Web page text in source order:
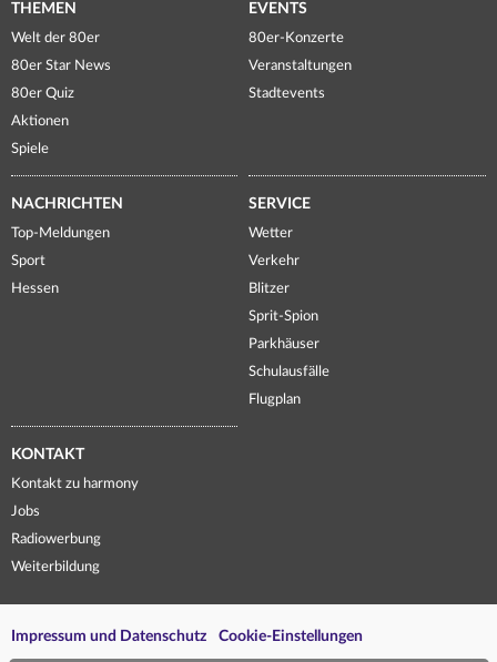
THEMEN
Welt der 80er
80er Star News
80er Quiz
Aktionen
Spiele
EVENTS
80er-Konzerte
Veranstaltungen
Stadtevents
NACHRICHTEN
Top-Meldungen
Sport
Hessen
SERVICE
Wetter
Verkehr
Blitzer
Sprit-Spion
Parkhäuser
Schulausfälle
Flugplan
KONTAKT
Kontakt zu harmony
Jobs
Radiowerbung
Weiterbildung
Impressum und Datenschutz Cookie-Einstellungen